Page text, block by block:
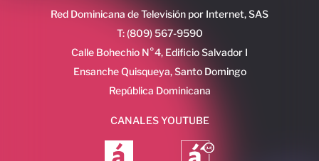
Red Dominicana de Televisión por Internet, SAS
T: (809) 567-9590
Calle Bohechio N°4, Edificio Salvador I
Ensanche Quisqueya, Santo Domingo
República Dominicana
CANALES YOUTUBE